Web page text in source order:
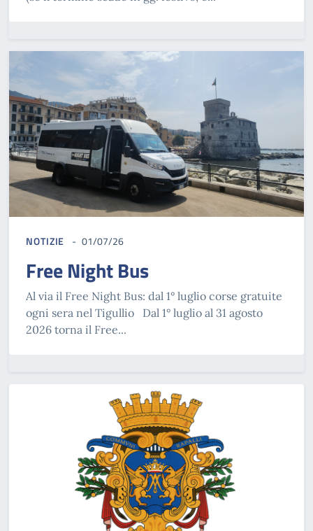
NOTIZIE 01/07/26
Free Night Bus
Al via il Free Night Bus: dal 1° luglio corse gratuite
ogni sera nel Tigullio Dal 1° luglio al 31 agosto
2026 torna il Free...